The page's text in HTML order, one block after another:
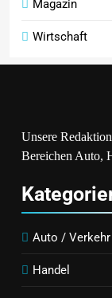
Magazin
Wirtschaft
Unsere
Bereichen Auto,
Auto / Verkehr
Handel